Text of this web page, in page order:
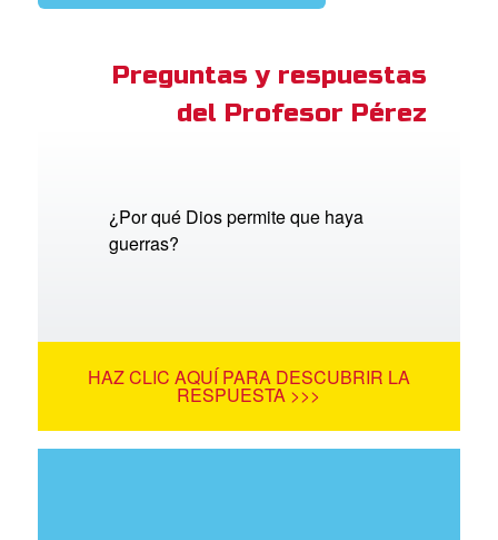
Preguntas y respuestas
del Profesor Pérez
¿Por qué Dios permite que haya
guerras?
HAZ CLIC AQUÍ PARA DESCUBRIR LA
RESPUESTA >>>